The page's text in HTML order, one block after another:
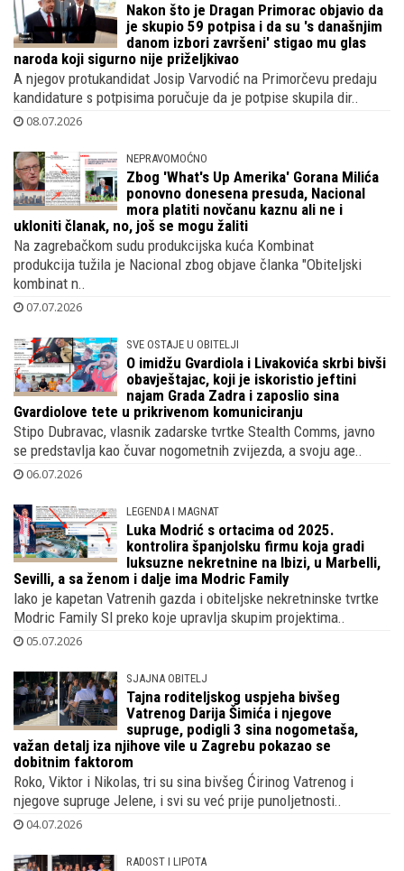
Nakon što je Dragan Primorac objavio da
je skupio 59 potpisa i da su 's današnjim
danom izbori završeni' stigao mu glas
naroda koji sigurno nije priželjkivao
A njegov protukandidat Josip Varvodić na Primorčevu predaju
kandidature s potpisima poručuje da je potpise skupila dir..
08.07.2026
NEPRAVOMOĆNO
Zbog 'What's Up Amerika' Gorana Milića
ponovno donesena presuda, Nacional
mora platiti novčanu kaznu ali ne i
ukloniti članak, no, još se mogu žaliti
Na zagrebačkom sudu produkcijska kuća Kombinat
produkcija tužila je Nacional zbog objave članka "Obiteljski
kombinat n..
07.07.2026
SVE OSTAJE U OBITELJI
O imidžu Gvardiola i Livakovića skrbi bivši
obavještajac, koji je iskoristio jeftini
najam Grada Zadra i zaposlio sina
Gvardiolove tete u prikrivenom komuniciranju
Stipo Dubravac, vlasnik zadarske tvrtke Stealth Comms, javno
se predstavlja kao čuvar nogometnih zvijezda, a svoju age..
06.07.2026
LEGENDA I MAGNAT
Luka Modrić s ortacima od 2025.
kontrolira španjolsku firmu koja gradi
luksuzne nekretnine na Ibizi, u Marbelli,
Sevilli, a sa ženom i dalje ima Modric Family
Iako je kapetan Vatrenih gazda i obiteljske nekretninske tvrtke
Modric Family Sl preko koje upravlja skupim projektima..
05.07.2026
SJAJNA OBITELJ
Tajna roditeljskog uspjeha bivšeg
Vatrenog Darija Šimića i njegove
supruge, podigli 3 sina nogometaša,
važan detalj iza njihove vile u Zagrebu pokazao se
dobitnim faktorom
Roko, Viktor i Nikolas, tri su sina bivšeg Ćirinog Vatrenog i
njegove supruge Jelene, i svi su već prije punoljetnosti..
04.07.2026
RADOST I LIPOTA